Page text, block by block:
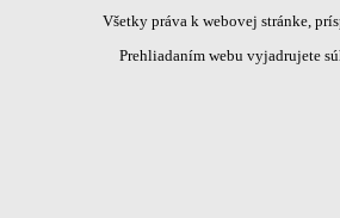
Všetky práva k webovej stránke,
Prehliadaním webu vyjadrujete